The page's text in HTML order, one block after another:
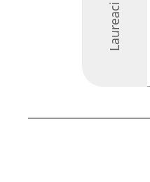
Laureaci